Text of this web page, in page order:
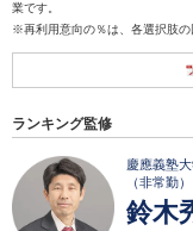
業です。
※再利用意向の％は、各選択肢の
ランキング監修
慶應義塾
（非常勤）
鈴木